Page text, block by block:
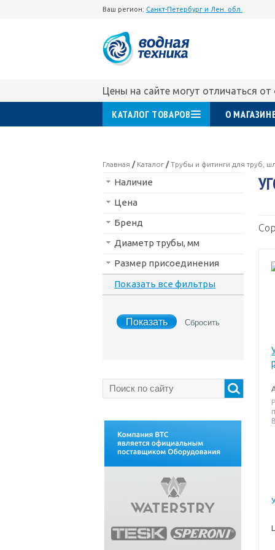
Ваш регион: Санкт-Петербург и Лен. обл.
Цены на сайте могут отличаться
КАТАЛОГ ТОВАРОВ О
Главная / Каталог /Трубы и фитинги для труб,
Наличие
Цена
Бренд
Диаметр трубы, мм
Размер присоединения
Показать все фильтры